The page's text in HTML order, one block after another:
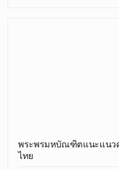
พระพรมหบัณฑิตแนะแนว
ไทย